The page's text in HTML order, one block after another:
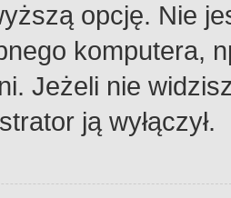
opcję. Nie
komputera,
Jeżeli nie
ją wyłączył.